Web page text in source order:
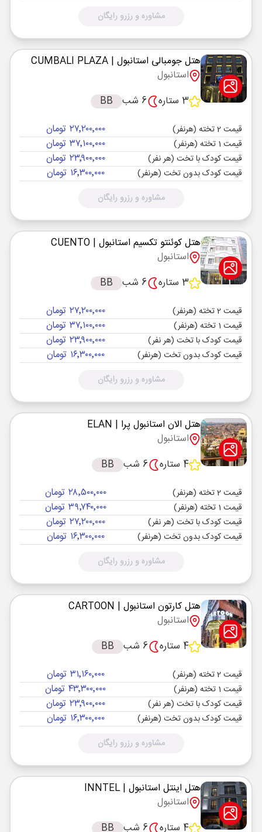
مشاوره و رزرو رایگان
هتل جومبالی استانبول | CUMBALI PLAZA
استانبول
3 ستاره
6 شب BB
قیمت 2 تخته (هرنفر) ۲۷٬۲۰۰٬۰۰۰ تومان
قیمت 1 تخته (هرنفر) ۳۷٬۱۰۰٬۰۰۰ تومان
قیمت کودک با تخت (هر نفر) ۲۳٬۹۰۰٬۰۰۰ تومان
قیمت کودک بدون تخت (هرنفر) ۱۶٬۳۰۰٬۰۰۰ تومان
مشاوره و رزرو رایگان
هتل کوئنتو تکسیم استانبول | CUENTO
استانبول
3 ستاره
6 شب BB
قیمت 2 تخته (هرنفر) ۲۷٬۲۰۰٬۰۰۰ تومان
قیمت 1 تخته (هرنفر) ۳۷٬۱۰۰٬۰۰۰ تومان
قیمت کودک با تخت (هر نفر) ۲۳٬۹۰۰٬۰۰۰ تومان
قیمت کودک بدون تخت (هرنفر) ۱۶٬۳۰۰٬۰۰۰ تومان
مشاوره و رزرو رایگان
هتل الان استانبول پرا | ELAN
استانبول
4 ستاره
6 شب BB
قیمت 2 تخته (هرنفر) ۲۸٬۵۰۰٬۰۰۰ تومان
قیمت 1 تخته (هرنفر) ۳۹٬۷۴۰٬۰۰۰ تومان
قیمت کودک با تخت (هر نفر) ۲۷٬۲۰۰٬۰۰۰ تومان
قیمت کودک بدون تخت (هرنفر) ۱۶٬۳۰۰٬۰۰۰ تومان
مشاوره و رزرو رایگان
هتل کارتون استانبول | CARTOON
استانبول
4 ستاره
6 شب BB
قیمت 2 تخته (هرنفر) ۳۱٬۱۶۰٬۰۰۰ تومان
قیمت 1 تخته (هرنفر) ۴۳٬۳۰۰٬۰۰۰ تومان
قیمت کودک با تخت (هر نفر) ۲۳٬۹۰۰٬۰۰۰ تومان
قیمت کودک بدون تخت (هرنفر) ۱۶٬۳۰۰٬۰۰۰ تومان
مشاوره و رزرو رایگان
هتل اینتل استانبول | INNTEL
استانبول
4 ستاره
6 شب BB